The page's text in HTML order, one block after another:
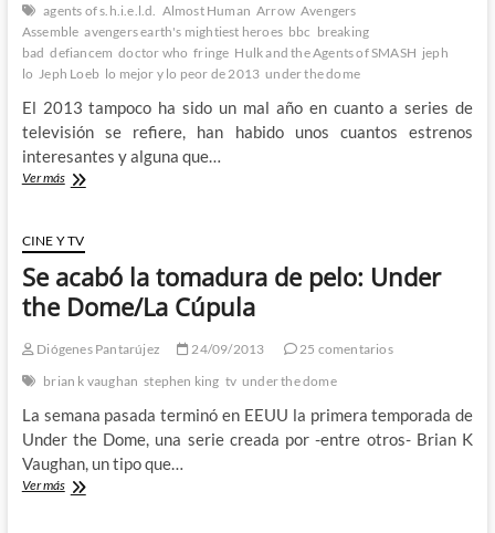
1º
Parte
agents of s.h.i.e.l.d.
Almost Human Arrow Avengers
Assemble avengers earth's mightiest heroes bbc breaking
bad defiancem doctor who fringe Hulk and the Agents of SMASH jeph
lo Jeph Loeb lo mejor y lo peor de 2013 under the dome
El 2013 tampoco ha sido un mal año en cuanto a series de
televisión se refiere, han habido unos cuantos estrenos
interesantes y alguna que…
Ver másLas
de
tv
de
2013.
Y
de
las
también.
CINE Y TV
Se acabó la tomadura de pelo: Under
the Dome/La Cúpula
Diógenes Pantarújez 24/09/2013
25 comentarios
brian k vaughan stephen king tv under the dome
La semana pasada terminó en EEUU la primera temporada de
Under the Dome, una serie creada por -entre otros- Brian K
Vaughan, un tipo que…
Ver másSe